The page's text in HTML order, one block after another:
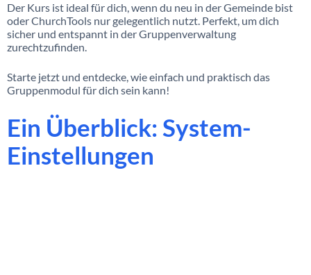
Der Kurs ist ideal für dich, wenn du neu in der Gemeinde bist
oder ChurchTools nur gelegentlich nutzt. Perfekt, um dich
sicher und entspannt in der Gruppenverwaltung
zurechtzufinden.
Starte jetzt und entdecke, wie einfach und praktisch das
Gruppenmodul für dich sein kann!
Ein Überblick: System-
Einstellungen